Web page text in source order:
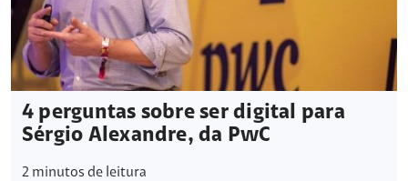
4 perguntas sobre ser digital para
Sérgio Alexandre, da PwC
2 minutos de leitura